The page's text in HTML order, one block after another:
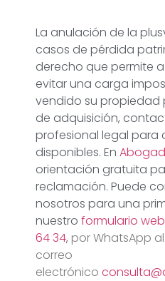
La anulación de la
casos de pérdida
derecho que permite
evitar una carga
vendido su propiedad
de adquisición,
profesional legal para
disponibles. En
orientación gratuita
reclamación. Puede
nosotros para una
nuestro formulario web
64 34, por WhatsApp al
correo
electrónico